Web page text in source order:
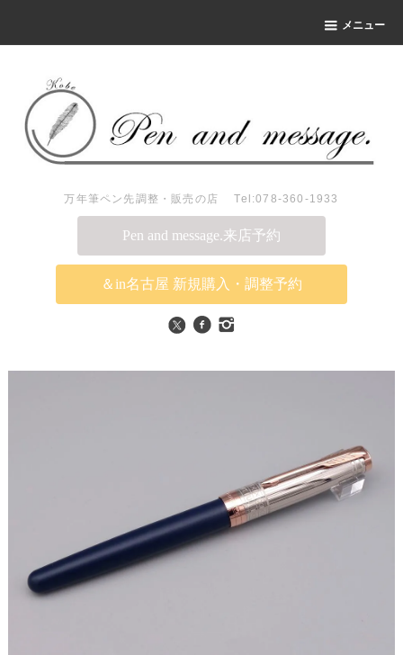
メニュー
万年筆ペン先調整・販売の店 Tel:078-360-1933
Pen and message.来店予約
＆in名古屋 新規購入・調整予約